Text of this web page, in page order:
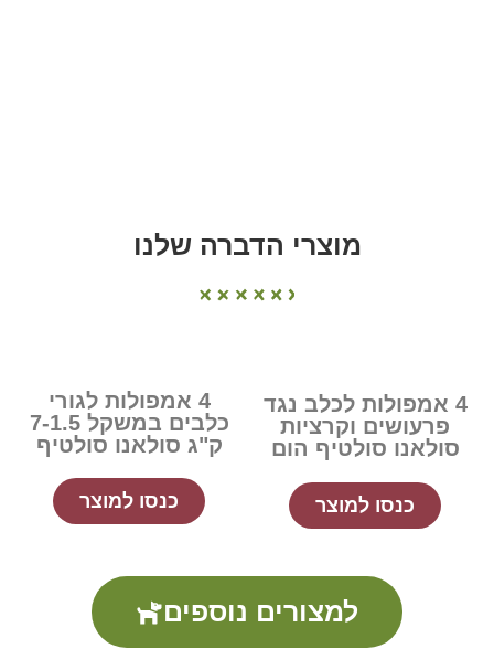
מוצרי הדברה שלנו
4 אמפולות לכלב נגד
פרעושים וקרציות
סולאנו סולטיף הום
כנסו למוצר
4 אמפולות לגורי
כלבים במשקל 7-1.5
ק"ג סולאנו סולטיף
כנסו למוצר
למצורים נוספים